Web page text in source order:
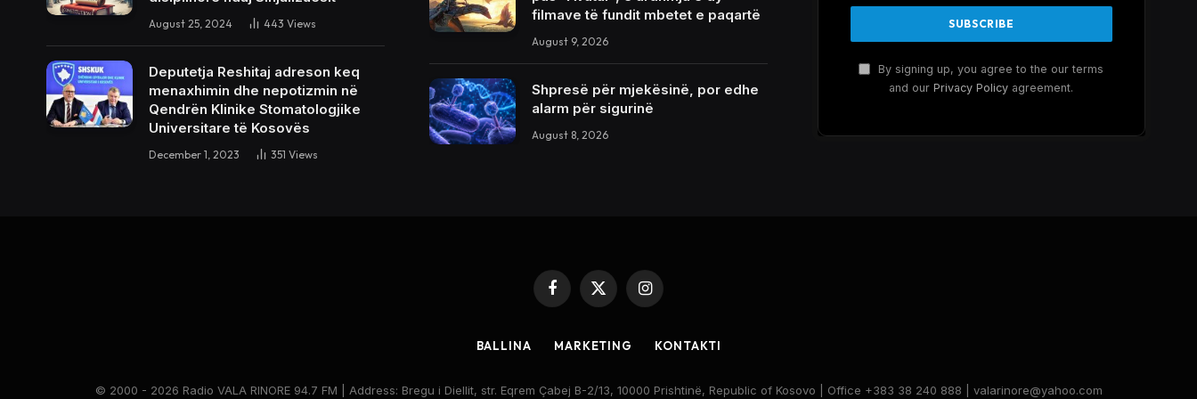
August 25, 2024 443 Views
Deputetja Reshitaj adreson keq
menaxhimin dhe nepotizmin në
Qendrën Klinike Stomatologjike
Universitare të Kosovës
December 1, 2023 351 Views
filmave të fundit mbetet e paqartë
August 9, 2026
Shpresë për mjekësinë, por edhe
alarm për sigurinë
August 8, 2026
By signing up, you agree to the our terms
and ourPrivacy Policy agreement.
Facebook
X
Instagram
BALLINA MARKETING KONTAKTI
© 2000 - 2026 Radio VALA RINORE 94.7 FM | Address: Bregu i Diellit, str. Eqrem Çabej B-2/13, 10000 Prishtinë, Republic of Kosovo | Office +383 38 240 888 | valarinore@yahoo.com